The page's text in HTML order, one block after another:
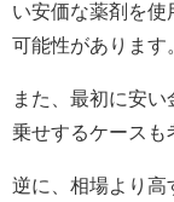
い安価な薬剤を使
可能性があります
また、最初に安
乗せするケースも
逆に、相場より高